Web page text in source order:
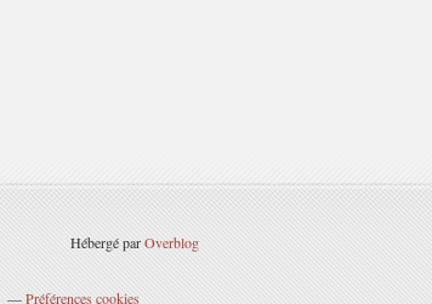
Hébergé parOverblog
Préférences cookies